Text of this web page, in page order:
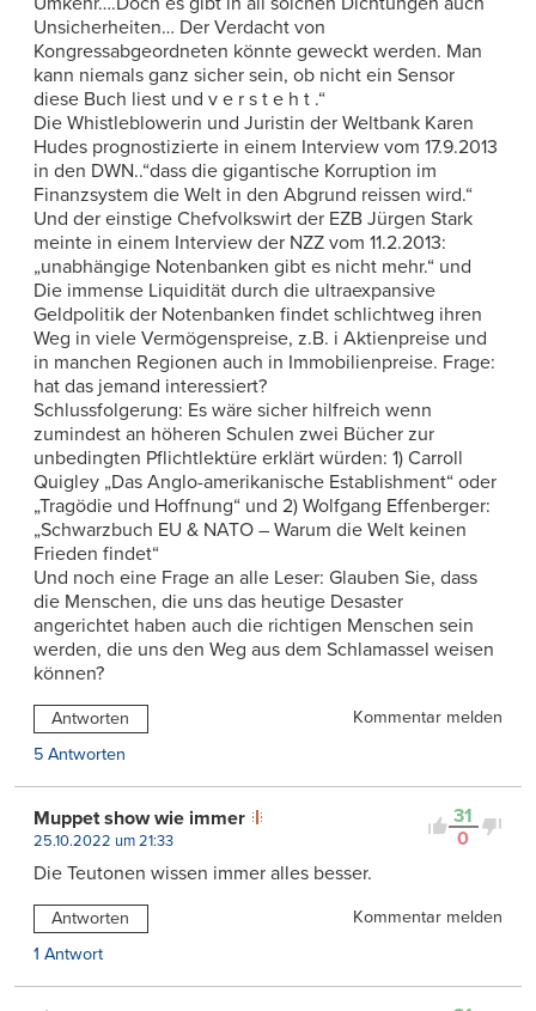
Unsicherheiten… Der Verdacht von
Kongressabgeordneten könnte geweckt werden. Man
kann niemals ganz sicher sein, ob nicht ein Sensor
diese Buch liest und v e r s t e h t .“
Die Whistleblowerin und Juristin der Weltbank Karen
Hudes prognostizierte in einem Interview vom 17.9.2013
in den DWN..“dass die gigantische Korruption im
Finanzsystem die Welt in den Abgrund reissen wird.“
Und der einstige Chefvolkswirt der EZB Jürgen Stark
meinte in einem Interview der NZZ vom 11.2.2013:
„unabhängige Notenbanken gibt es nicht mehr.“ und
Die immense Liquidität durch die ultraexpansive
Geldpolitik der Notenbanken findet schlichtweg ihren
Weg in viele Vermögenspreise, z.B. i Aktienpreise und
in manchen Regionen auch in Immobilienpreise. Frage:
hat das jemand interessiert?
Schlussfolgerung: Es wäre sicher hilfreich wenn
zumindest an höheren Schulen zwei Bücher zur
unbedingten Pflichtlektüre erklärt würden: 1) Carroll
Quigley „Das Anglo-amerikanische Establishment“ oder
„Tragödie und Hoffnung“ und 2) Wolfgang Effenberger:
„Schwarzbuch EU & NATO – Warum die Welt keinen
Frieden findet“
Und noch eine Frage an alle Leser: Glauben Sie, dass
die Menschen, die uns das heutige Desaster
angerichtet haben auch die richtigen Menschen sein
werden, die uns den Weg aus dem Schlamassel weisen
können?
Antworten
Kommentar melden
5 Antworten
31
0
Muppet show wie immer
25.10.2022 um 21:33
Die Teutonen wissen immer alles besser.
Antworten
Kommentar melden
1 Antwort